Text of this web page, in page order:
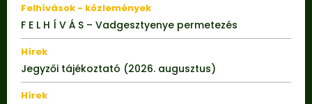
Felhívások - közlemények
F E L H Í V Á S – Vadgesztyenye permetezés
Hírek
Jegyzői tájékoztató (2026. augusztus)
Hírek